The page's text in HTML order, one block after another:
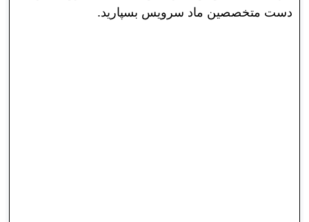
دست متخصصین ماد سرویس بسپارید.